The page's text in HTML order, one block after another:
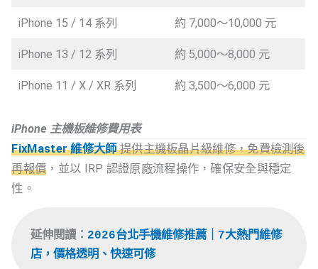
iPhone 15 / 14 系列 約 7,000～10,000 元
iPhone 13 / 12 系列 約 5,000～8,000 元
iPhone 11 / X / XR 系列 約 3,500～6,000 元
iPhone 主機板維修費用表
FixMaster 維修大師 提供主機板晶片級維修，免費檢測後
再報價 ，並以 IRP 認證原廠流程操作，確保安全與穩定
性。
延伸閱讀： 2026台北手機維修推薦｜7大熱門維修
店，價格透明、快速可修